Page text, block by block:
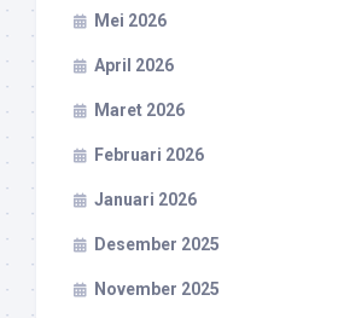
Mei 2026
April 2026
Maret 2026
Februari 2026
Januari 2026
Desember 2025
November 2025